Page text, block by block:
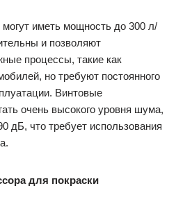
могут иметь мощность до 300 л/
и позволяют
процессы, такие как
но требуют постоянного
Винтовые
очень высокого уровня шума,
дБ, что требует использования
для покраски